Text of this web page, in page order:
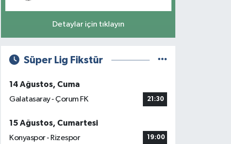
Detaylar için tıklayın
Süper Lig Fikstür
14 Ağustos, Cuma
Galatasaray - Çorum FK
21:30
15 Ağustos, Cumartesi
Konyaspor - Rizespor
19:00